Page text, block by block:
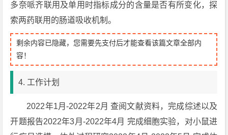
多奈哌齐联用及单用时指标成分的含量是否有所变化，探
索两药联用的肠道吸收机制。
剩余内容已隐藏，您需要先支付后才能查看该篇文章全部内
容！
4. 工作计划
2022年1月-2022年2月 查阅文献资料，完成综述以及
开题报告2022年3月-2022年4月 完成细胞实验，对小鼠进